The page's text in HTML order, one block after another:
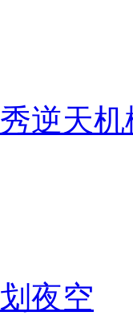
逆天机
夜空